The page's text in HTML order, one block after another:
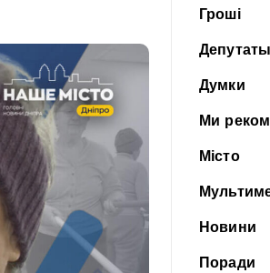
Гроші
Депутаты
Думки
Ми
Місто
Новини
Поради